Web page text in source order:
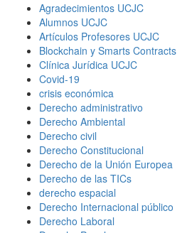
Agradecimientos UCJC
Alumnos UCJC
Artículos Profesores UCJC
Blockchain y Smarts Contracts
Clínica Jurídica UCJC
Covid-19
crisis económica
Derecho administrativo
Derecho Ambiental
Derecho civil
Derecho Constitucional
Derecho de la Unión Europea
Derecho de las TICs
derecho espacial
Derecho Internacional público
Derecho Laboral